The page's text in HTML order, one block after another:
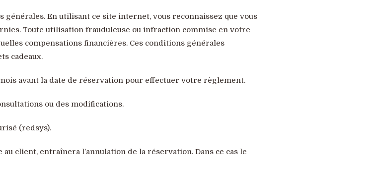
En utilisant ce site internet, vous reconnaissez que vous
Toute utilisation frauduleuse ou infraction commise en votre
compensations financières. Ces conditions générales
cadeaux.
avant la date de réservation pour effectuer votre règlement.
ou des modifications.
(redsys).
client, entraînera l’annulation de la réservation. Dans ce cas le